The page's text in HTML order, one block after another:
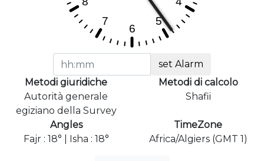
set Alarm
Metodi giuridiche
Autorità generale
egiziano della Survey
Metodi di calcolo
Shafii
Angles
Fajr : 18° | Isha : 18°
TimeZone
Africa/Algiers (GMT 1)